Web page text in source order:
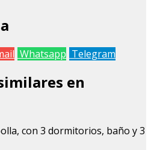
Whatsapp Telegram
en